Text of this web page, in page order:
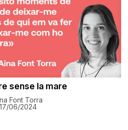
sense la mare
Font Torra
17/06/2024